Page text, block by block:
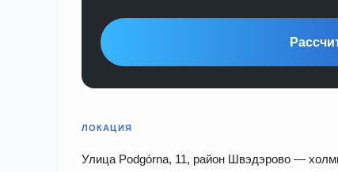
ЛОКАЦИЯ
Улица Podgórna, 11, район Швэдэрово —